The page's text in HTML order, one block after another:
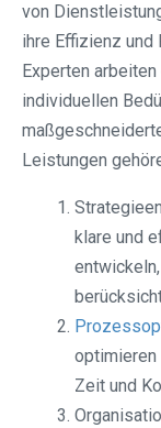
von
ihre Effizienz und
Experten
individuellen
Leistungen
klare und
Zeit und